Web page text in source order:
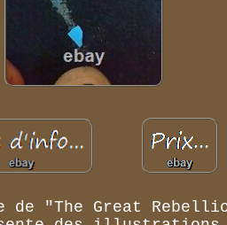
"The Great